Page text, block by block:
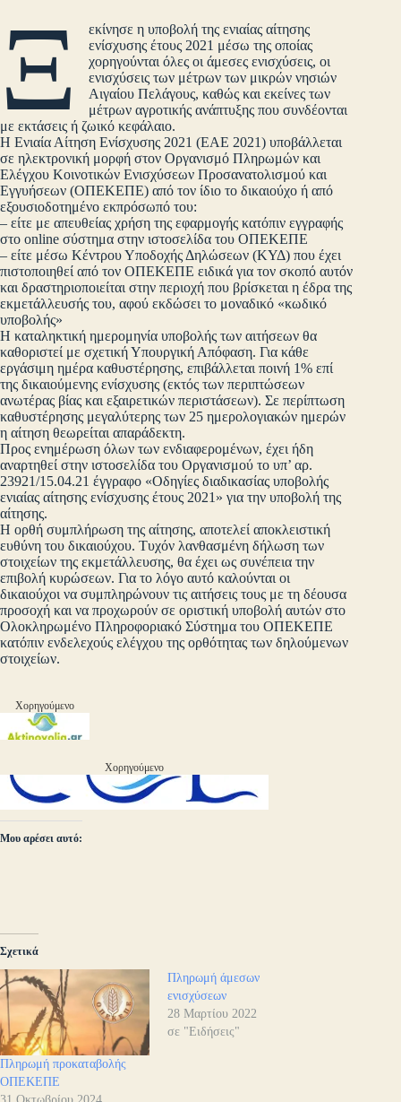
Ξ
εκίνησε η υποβολή της ενιαίας αίτησης
ενίσχυσης έτους 2021 μέσω της οποίας
χορηγούνται όλες οι άμεσες ενισχύσεις, οι
ενισχύσεις των μέτρων των μικρών νησιών
Αιγαίου Πελάγους, καθώς και εκείνες των
μέτρων αγροτικής ανάπτυξης που συνδέονται
με εκτάσεις ή ζωικό κεφάλαιο.
Η Ενιαία Αίτηση Ενίσχυσης 2021 (ΕΑΕ 2021) υποβάλλεται
σε ηλεκτρονική μορφή στον Οργανισμό Πληρωμών και
Ελέγχου Κοινοτικών Ενισχύσεων Προσανατολισμού και
Εγγυήσεων (ΟΠΕΚΕΠΕ) από τον ίδιο το δικαιούχο ή από
εξουσιοδοτημένο εκπρόσωπό του:
– είτε με απευθείας χρήση της εφαρμογής κατόπιν εγγραφής
στο online σύστημα στην ιστοσελίδα του ΟΠΕΚΕΠΕ
– είτε μέσω Κέντρου Υποδοχής Δηλώσεων (ΚΥΔ) που έχει
πιστοποιηθεί από τον ΟΠΕΚΕΠΕ ειδικά για τον σκοπό αυτόν
και δραστηριοποιείται στην περιοχή που βρίσκεται η έδρα της
εκμετάλλευσής του, αφού εκδώσει το μοναδικό «κωδικό
υποβολής»
Η καταληκτική ημερομηνία υποβολής των αιτήσεων θα
καθοριστεί με σχετική Υπουργική Απόφαση. Για κάθε
εργάσιμη ημέρα καθυστέρησης, επιβάλλεται ποινή 1% επί
της δικαιούμενης ενίσχυσης (εκτός των περιπτώσεων
ανωτέρας βίας και εξαιρετικών περιστάσεων). Σε περίπτωση
καθυστέρησης μεγαλύτερης των 25 ημερολογιακών ημερών
η αίτηση θεωρείται απαράδεκτη.
Προς ενημέρωση όλων των ενδιαφερομένων, έχει ήδη
αναρτηθεί στην ιστοσελίδα του Οργανισμού το υπ’ αρ.
23921/15.04.21 έγγραφο «Οδηγίες διαδικασίας υποβολής
ενιαίας αίτησης ενίσχυσης έτους 2021» για την υποβολή της
αίτησης.
Η ορθή συμπλήρωση της αίτησης, αποτελεί αποκλειστική
ευθύνη του δικαιούχου. Τυχόν λανθασμένη δήλωση των
στοιχείων της εκμετάλλευσης, θα έχει ως συνέπεια την
επιβολή κυρώσεων. Για το λόγο αυτό καλούνται οι
δικαιούχοι να συμπληρώνουν τις αιτήσεις τους με τη δέουσα
προσοχή και να προχωρούν σε οριστική υποβολή αυτών στο
Ολοκληρωμένο Πληροφοριακό Σύστημα του ΟΠΕΚΕΠΕ
κατόπιν ενδελεχούς ελέγχου της ορθότητας των δηλούμενων
στοιχείων.
Χορηγούμενο
Χορηγούμενο
Μου αρέσει αυτό:
Σχετικά
Πληρωμή προκαταβολής
ΟΠΕΚΕΠΕ
Πληρωμή άμεσων
ενισχύσεων
28 Μαρτίου 2022
σε "Ειδήσεις"